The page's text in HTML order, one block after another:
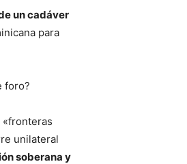
un cadáver
para
foro?
unilateral
soberana y